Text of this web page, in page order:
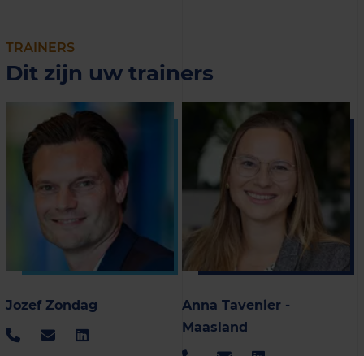
TRAINERS
Dit zijn uw trainers
Jozef Zondag
Anna Tavenier -
Maasland